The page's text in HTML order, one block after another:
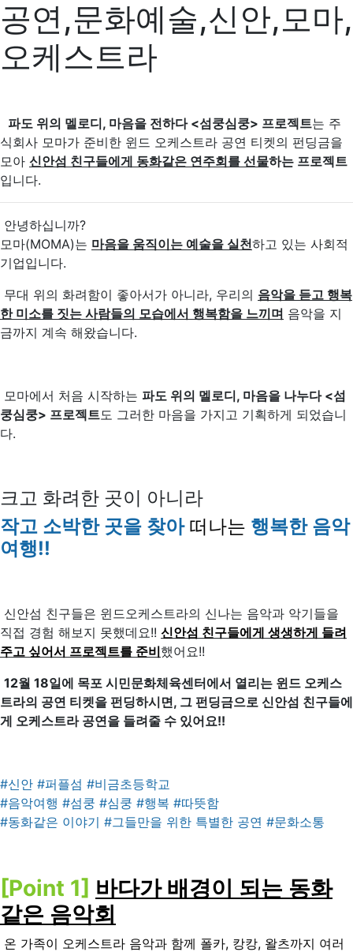
공연,문화예술,신안,모마,
오케스트라
파도 위의 멜로디, 마음을 전하다 <섬쿵심쿵> 프로젝트는 주
식회사 모마가 준비한 윈드 오케스트라 공연 티켓의 펀딩금을
모아 신안섬 친구들에게 동화같은 연주회를 선물하는 프로젝트
입니다.
안녕하십니까?
모마(MOMA)는 마음을 움직이는 예술을 실천하고 있는 사회적
기업입니다.
무대 위의 화려함이 좋아서가 아니라, 우리의 음악을 듣고 행복
한 미소를 짓는 사람들의 모습에서 행복함을 느끼며 음악을 지
금까지 계속 해왔습니다.
모마에서 처음 시작하는 파도 위의 멜로디, 마음을 나누다 <섬
쿵심쿵> 프로젝트도 그러한 마음을 가지고 기획하게 되었습니
다.
크고 화려한 곳이 아니라
작고 소박한 곳을 찾아 떠나는 행복한 음악
여행!!
신안섬 친구들은 윈드오케스트라의 신나는 음악과 악기들을
직접 경험 해보지 못했데요!! 신안섬 친구들에게 생생하게 들려
주고 싶어서 프로젝트를 준비했어요!!
12월 18일에 목포 시민문화체육센터에서 열리는 윈드 오케스
트라의 공연 티켓을 펀딩하시면, 그 펀딩금으로 신안섬 친구들에
게 오케스트라 공연을 들려줄 수 있어요!!
#신안 #퍼플섬 #비금초등학교
#음악여행 #섬쿵 #심쿵 #행복 #따뜻함
#동화같은 이야기 #그들만을 위한 특별한 공연 #문화소통
[Point 1] 바다가 배경이 되는 동화
같은 음악회
온 가족이 오케스트라 음악과 함께 폴카, 캉캉, 왈츠까지 여러